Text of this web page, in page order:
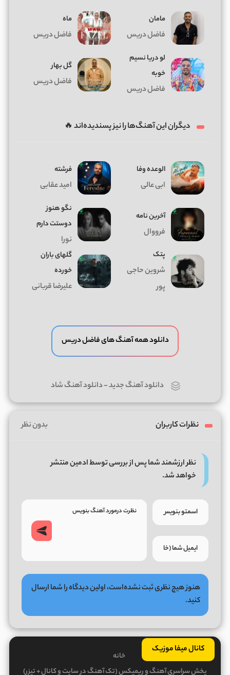
کانال میفا موزیک
مامان
فاضل دریس
ماه
فاضل دریس
لو دریا نسیم
خوبه
فاضل دریس
گل بهار
فاضل دریس
دیگران این آهنگ‌ها را نیز پسندیده‌اند 🔥
الوعده وفا
ابی عالی
فرشته
امید عقابی
آخرین نامه
فرووال
نگو هنوز
دوستت دارم
نورا
پتک
شروین حاجی
پور
گلهای باران
خورده
علیرضا قربانی
دانلود همه آهنگ های فاضل دریس
دانلود آهنگ جدید-دانلود آهنگ شاد
نظرات کاربران بدون نظر
نظر ارزشمند شما پس از بررسی توسط ادمین منتشر
خواهد شد.
هنوز هیچ نظری ثبت نشده‌است، اولین دیدگاه را شما ارسال
کنید.
خانه
پخش سراسری آهنگ و ریمیکس (تک آهنگ در سایت و کانال + تیزر)